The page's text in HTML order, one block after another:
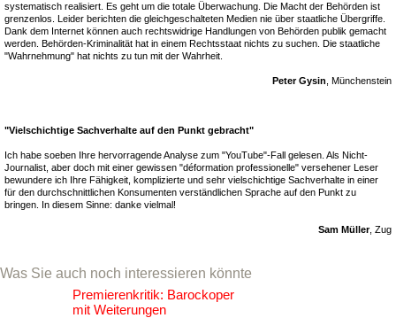
systematisch realisiert. Es geht um die totale Überwachung. Die Macht der Behörden ist
grenzenlos. Leider berichten die gleichgeschalteten Medien nie über staatliche Übergriffe.
Dank dem Internet können auch rechtswidrige Handlungen von Behörden publik gemacht
werden. Behörden-Kriminalität hat in einem Rechtsstaat nichts zu suchen. Die staatliche
"Wahrnehmung" hat nichts zu tun mit der Wahrheit.
Peter Gysin , Münchenstein
"Vielschichtige Sachverhalte auf den Punkt gebracht"
Ich habe soeben Ihre hervorragende Analyse zum "YouTube"-Fall gelesen. Als Nicht-
Journalist, aber doch mit einer gewissen "déformation professionelle" versehener Leser
bewundere ich Ihre Fähigkeit, komplizierte und sehr vielschichtige Sachverhalte in einer
für den durchschnittlichen Konsumenten verständlichen Sprache auf den Punkt zu
bringen. In diesem Sinne: danke vielmal!
Sam Müller, Zug
Was Sie auch noch interessieren könnte
Premierenkritik: Barockoper
mit Weiterungen